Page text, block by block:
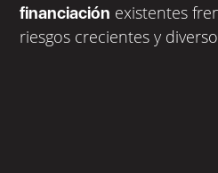
financiación existentes
riesgos crecientes y